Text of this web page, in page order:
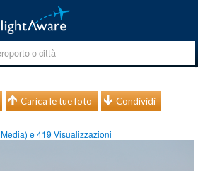
Carica le tue foto Condividi
Media) e419 Visualizzazioni